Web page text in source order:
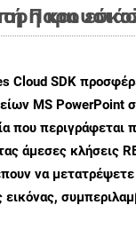
και
Cloud SDK
MS PowerPoint
που περιγράφεται
άμεσες κλήσεις
να